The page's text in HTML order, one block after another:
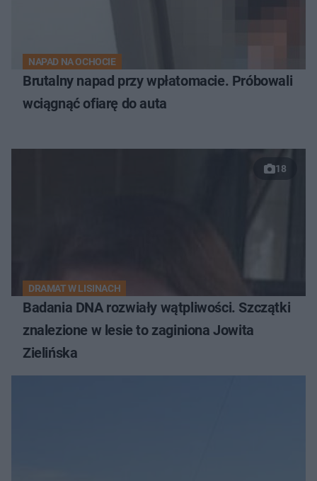
NAPAD NA OCHOCIE
Brutalny napad przy wpłatomacie. Próbowali
wciągnąć ofiarę do auta
18
DRAMAT W LISINACH
Badania DNA rozwiały wątpliwości. Szczątki
znalezione w lesie to zaginiona Jowita
Zielińska